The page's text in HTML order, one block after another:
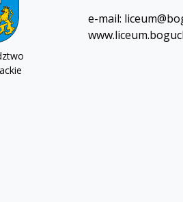
e-mail: lic